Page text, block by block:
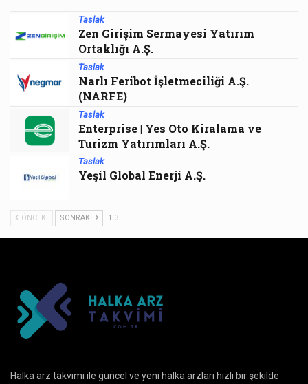
Taslak
Zen Girişim Sermayesi Yatırım
Ortaklığı A.Ş.
Taslak
Narlı Feribot İşletmeciliği A.Ş.
(NARFE)
Taslak
Enterprise | Yes Oto Kiralama ve
Turizm Yatırımları A.Ş.
Taslak
Yeşil Global Enerji A.Ş.
ÖNCEKI SONRAKI 1 3
Halka arz takvimi ile güncel ve yeni halka arzları hızlı bir şekilde